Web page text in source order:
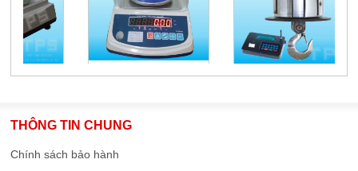
THÔNG TIN CHUNG
Chính sách bảo hành